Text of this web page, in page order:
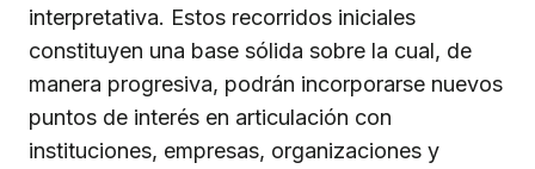
interpretativa. Estos recorridos iniciales
constituyen una base sólida sobre la cual, de
manera progresiva, podrán incorporarse nuevos
puntos de interés en articulación con
instituciones, empresas, organizaciones y